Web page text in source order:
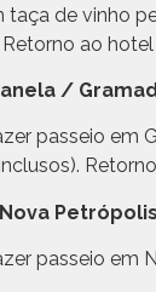
de vinho
ao
/
passeio
passeio em